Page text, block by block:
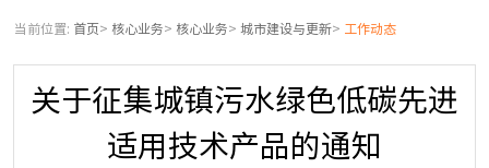
当前位置: 首页> 核心业务> 核心业务> 城市建设与更新> 工作动态
关于征集城镇污水绿色低碳先进
适用技术产品的通知